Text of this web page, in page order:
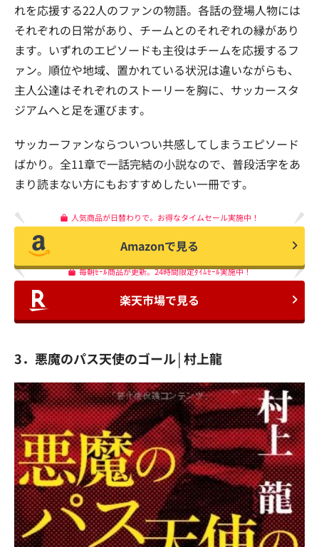
れを応援する22人のファンの物語。各話の登場人物には
それぞれの日常があり、チームとのそれぞれの縁があり
ます。いずれのエピソードも主役はチームを応援するフ
ァン。順位や地域、置かれている状況は違いながらも、
主人公達はそれぞれのストーリーを胸に、サッカースタ
ジアムへと足を運びます。
サッカーファンならついつい共感してしまうエピソード
ばかり。全11章で一話完結の小説なので、普段活字をあ
まり読まない方にもおすすめしたい一冊です。
人気商品が日替わりで。お得なタイムセール実施中！
Amazonで見る
毎朝ｾｰﾙ商品が更新。24時間限定ﾀｲﾑｾｰﾙ実施中！
楽天市場で見る
3．悪魔のパス天使のゴール│村上龍